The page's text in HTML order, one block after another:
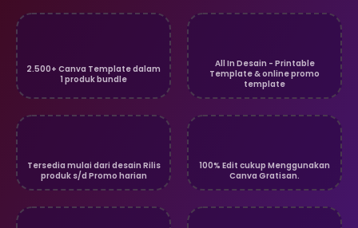
2.500+ Canva Template dalam
1 produk bundle
All In Desain - Printable
Template & online promo
template
Tersedia mulai dari desain Rilis
produk s/d Promo harian
100% Edit cukup Menggunakan
Canva Gratisan.